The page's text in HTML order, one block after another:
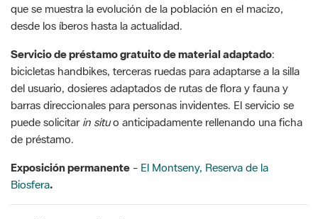
que se muestra la evolución de la población en el macizo,
desde los íberos hasta la actualidad.
Servicio de préstamo gratuito de material adaptado:
bicicletas handbikes, terceras ruedas para adaptarse a la silla
del usuario, dosieres adaptados de rutas de flora y fauna y
barras direccionales para personas invidentes. El servicio se
puede solicitar in situo anticipadamente rellenando una ficha
de préstamo.
Exposición permanente - El Montseny, Reserva de la
Biosfera.